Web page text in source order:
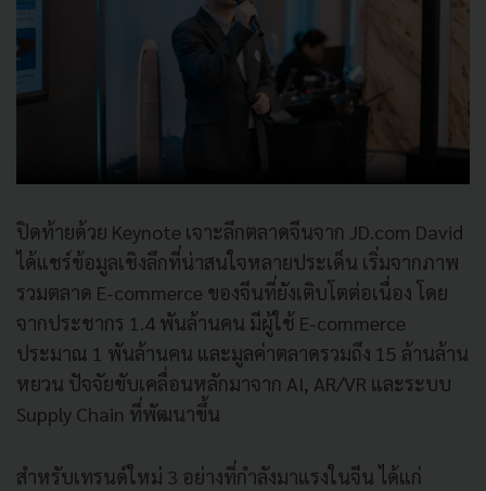
ปิดท้ายด้วย Keynote เจาะลึกตลาดจีนจาก JD.com David
ได้แชร์ข้อมูลเชิงลึกที่น่าสนใจหลายประเด็น เริ่มจากภาพ
รวมตลาด E-commerce ของจีนที่ยังเติบโตต่อเนื่อง โดย
จากประชากร 1.4 พันล้านคน มีผู้ใช้ E-commerce
ประมาณ 1 พันล้านคน และมูลค่าตลาดรวมถึง 15 ล้านล้าน
หยวน ปัจจัยขับเคลื่อนหลักมาจาก AI, AR/VR และระบบ
Supply Chain ที่พัฒนาขึ้น
สำหรับเทรนด์ใหม่ 3 อย่างที่กำลังมาแรงในจีน ได้แก่